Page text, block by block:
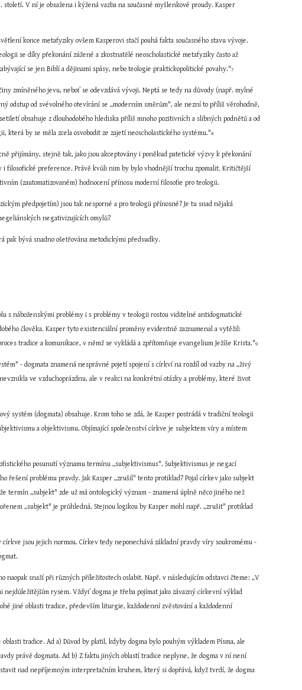
V ní je obsažena i kýžená vazba na současné myšlenkové proudy. Kasper
konce metafyziky ovšem Kasperovi stačí pouhá fakta současného stavu vývoje.
se díky překonání zúžené a zkostnatělé neoscholastické metafyziky často až
se jen Biblí a dějinami spásy, nebo teologie praktickopolitické povahy."7
zmíněného jevu, neboť se odevzdává vývoji. Neptá se tedy na důvody (např. mylné
od svévolného otevírání se „moderním směrům", ale nezní to příliš věrohodně,
obsahuje z dlouhodobého hlediska příliš mnoho pozitivních a slibných podnětů a od
která by se měla zcela osvobodit ze zajetí neoscholastického systému."8
přijímány, stejně tak, jako jsou akceptovány i poněkud patetické výzvy k překonání
i filosofické preference. Právě kvůli nim by bylo vhodnější trochu zpomalit. Kritičtější
(zautomatizovaném) hodnocení přínosu moderní filosofie pro teologii.
předpojetím) jsou tak nesporné a pro teologii přínosné? Je tu snad nějaká
negativizujících omylů?
bývá snadno ošetřována metodickými předsudky.
s náboženskými problémy i s problémy v teologii rostou viditelné antidogmatické
člověka. Kasper tyto existenciální proměny evidentně zaznamenal a vytěžil:
tradice a komunikace, v němž se vykládá a zpřítomňuje evangelium Ježíše Krista."9
- dogmata znamená nesprávné pojetí spojení s církví na rozdíl od vazby na „živý
ve vzduchoprázdnu, ale v reakci na konkrétní otázky a problémy, které život
systém (dogmata) obsahuje. Krom toho se zdá, že Kasper postrádá v tradiční teologii
a objektivismu. Objímající společenství církve je subjektem víry a místem
posunutí významu termínu „subjektivismus". Subjektivismus je negací
problému pravdy. Jak Kasper „zrušil" tento protiklad? Pojal církev jako subjekt
termín „subjekt" zde už má ontologický význam - znamená úplně něco jiného než
„subjekt" je průhledná. Stejnou logikou by Kasper mohl např. „zrušit" protiklad
jsou jejich normou. Církev tedy neponechává základní pravdy víry soukromému -
naopak snaží při různých příležitostech oslabit. Např. v následujícím odstavci čteme: „V
nejdůležitějším rysem. Vždyť dogma je třeba pojímat jako závazný církevní výklad
jiné oblasti tradice, především liturgie, každodenní zvěstování a každodenní
tradice. Ad a) Důvod by platil, kdyby dogma bylo pouhým výkladem Písma, ale
právě dogmata. Ad b) Z faktu jiných oblastí tradice neplyne, že dogma v ní není
nad nepříjemným interpretačním kruhem, který si dopřává, když tvrdí, že dogma